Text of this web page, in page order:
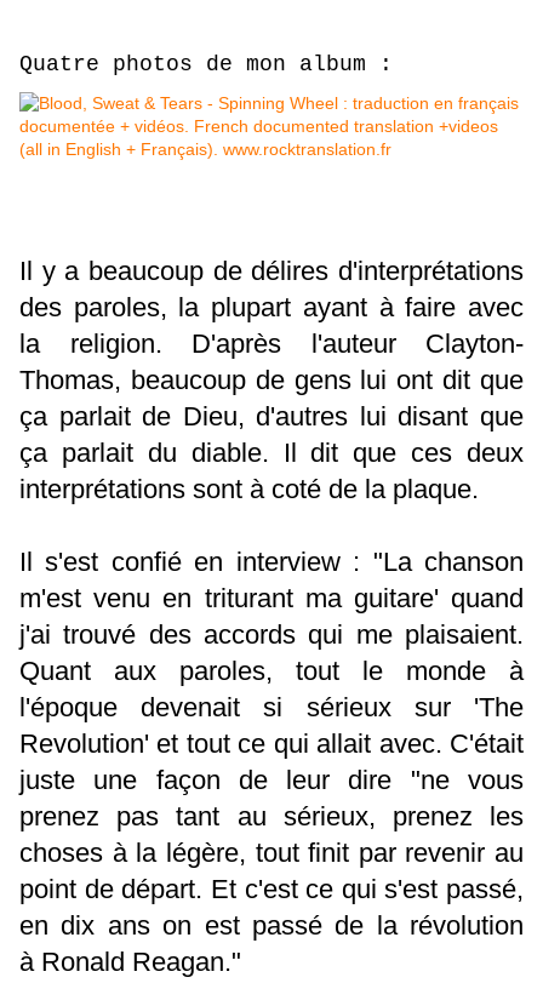
Quatre photos de mon album :
Il y a beaucoup de délires d'interprétations
des paroles, la plupart ayant à faire avec
la religion. D'après l'auteur Clayton-
Thomas, beaucoup de gens lui ont dit que
ça parlait de Dieu, d'autres lui disant que
ça parlait du diable. Il dit que ces deux
interprétations sont à coté de la plaque.
Il s'est confié en interview : "La chanson
m'est venu en triturant ma guitare' quand
j'ai trouvé des accords qui me plaisaient.
Quant aux paroles, tout le monde à
l'époque devenait si sérieux sur 'The
Revolution' et tout ce qui allait avec. C'était
juste une façon de leur dire "ne vous
prenez pas tant au sérieux, prenez les
choses à la légère, tout finit par revenir au
point de départ. Et c'est ce qui s'est passé,
en dix ans on est passé de la révolution
à Ronald Reagan."